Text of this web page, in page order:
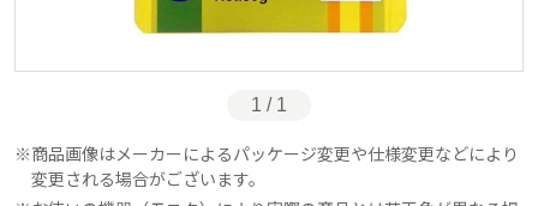
1 / 1
商品画像はメーカーによるパッケージ変更や仕様変更などにより
変更される場合がございます。